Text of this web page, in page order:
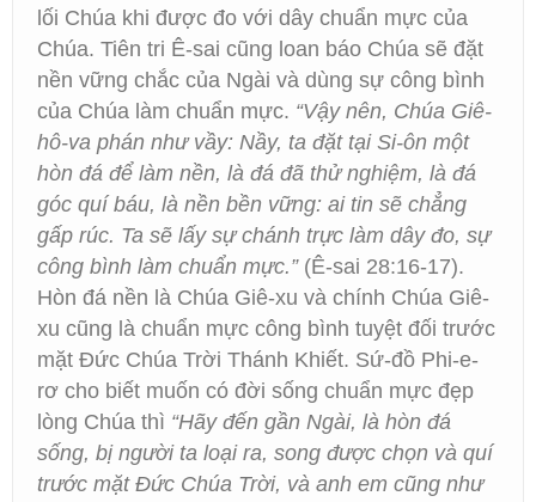
lối Chúa khi được đo với dây chuẩn mực của
Chúa. Tiên tri Ê-sai cũng loan báo Chúa sẽ đặt
nền vững chắc của Ngài và dùng sự công bình
của Chúa làm chuẩn mực. “Vậy nên, Chúa Giê-
hô-va phán như vầy: Nầy, ta đặt tại Si-ôn một
hòn đá để làm nền, là đá đã thử nghiệm, là đá
góc quí báu, là nền bền vững: ai tin sẽ chẳng
gấp rúc. Ta sẽ lấy sự chánh trực làm dây đo, sự
công bình làm chuẩn mực.”(Ê-sai 28:16-17).
Hòn đá nền là Chúa Giê-xu và chính Chúa Giê-
xu cũng là chuẩn mực công bình tuyệt đối trước
mặt Đức Chúa Trời Thánh Khiết. Sứ-đồ Phi-e-
rơ cho biết muốn có đời sống chuẩn mực đẹp
lòng Chúa thì “Hãy đến gần Ngài, là hòn đá
sống, bị người ta loại ra, song được chọn và quí
trước mặt Đức Chúa Trời, và anh em cũng như